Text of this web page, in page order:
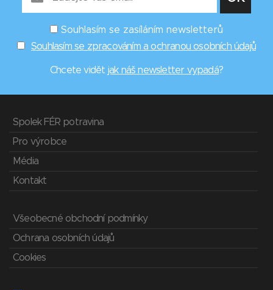
Souhlasím se zasíláním newsletterů
Souhlasím se zpracováním a ochranou osobních údajů
Chcete vidět jak náš newsletter vypadá?
Spolek FÉR potravina
Pro výrobce
Média
Kontakt
Všeobecné obchodní podmínky
Ochrana osobních údajů
Cookies